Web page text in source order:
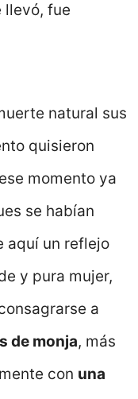
llevó, fue
natural sus
quisieron
momento ya
se habían
aquí un reflejo
y pura mujer,
a
de monja, más
con una